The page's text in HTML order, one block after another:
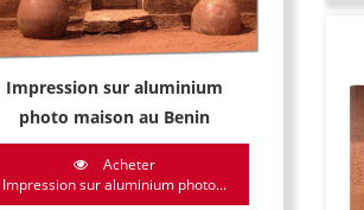
Impression sur aluminium
photo maison au Benin
Acheter
Impression sur aluminium photo...